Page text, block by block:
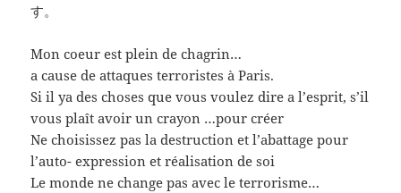
す。
Mon coeur est plein de chagrin…
a cause de attaques terroristes à Paris.
Si il ya des choses que vous voulez dire a l’esprit, s’il
vous plaît avoir un crayon …pour créer
Ne choisissez pas la destruction et l’abattage pour
l’auto- expression et réalisation de soi
Le monde ne change pas avec le terrorisme…